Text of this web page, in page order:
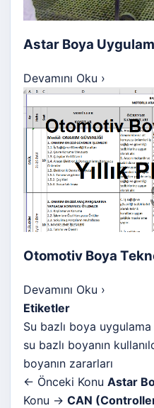
Astar Boya
Devamını Oku ›
Otomotiv Boya
Devamını Oku ›
Etiketler
Su bazlı boya
su bazlı boyanın
boyanın zararları
← Önceki Konu Astar
Konu → CAN